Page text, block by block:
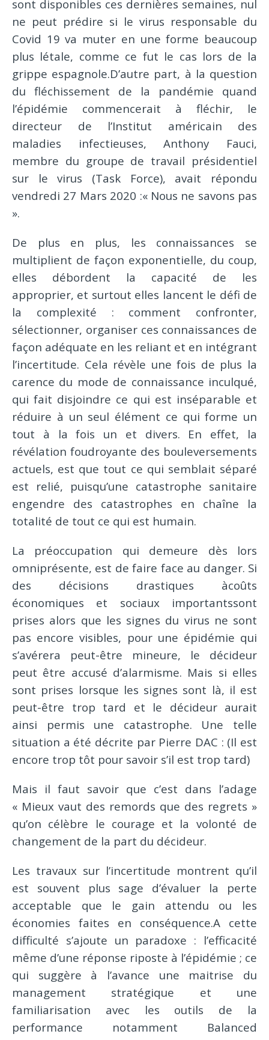
sont disponibles ces dernières semaines, nul
ne peut prédire si le virus responsable du
Covid 19 va muter en une forme beaucoup
plus létale, comme ce fut le cas lors de la
grippe espagnole.D’autre part, à la question
du fléchissement de la pandémie quand
l’épidémie commencerait à fléchir, le
directeur de l’Institut américain des
maladies infectieuses, Anthony Fauci,
membre du groupe de travail présidentiel
sur le virus (Task Force), avait répondu
vendredi 27 Mars 2020 :« Nous ne savons pas
».
De plus en plus, les connaissances se
multiplient de façon exponentielle, du coup,
elles débordent la capacité de les
approprier, et surtout elles lancent le défi de
la complexité : comment confronter,
sélectionner, organiser ces connaissances de
façon adéquate en les reliant et en intégrant
l’incertitude. Cela révèle une fois de plus la
carence du mode de connaissance inculqué,
qui fait disjoindre ce qui est inséparable et
réduire à un seul élément ce qui forme un
tout à la fois un et divers. En effet, la
révélation foudroyante des bouleversements
actuels, est que tout ce qui semblait séparé
est relié, puisqu’une catastrophe sanitaire
engendre des catastrophes en chaîne la
totalité de tout ce qui est humain.
La préoccupation qui demeure dès lors
omniprésente, est de faire face au danger. Si
des décisions drastiques àcoûts
économiques et sociaux importantssont
prises alors que les signes du virus ne sont
pas encore visibles, pour une épidémie qui
s’avérera peut-être mineure, le décideur
peut être accusé d’alarmisme. Mais si elles
sont prises lorsque les signes sont là, il est
peut-être trop tard et le décideur aurait
ainsi permis une catastrophe. Une telle
situation a été décrite par Pierre DAC : (Il est
encore trop tôt pour savoir s’il est trop tard)
Mais il faut savoir que c’est dans l’adage
« Mieux vaut des remords que des regrets »
qu’on célèbre le courage et la volonté de
changement de la part du décideur.
Les travaux sur l’incertitude montrent qu’il
est souvent plus sage d’évaluer la perte
acceptable que le gain attendu ou les
économies faites en conséquence.A cette
difficulté s’ajoute un paradoxe : l’efficacité
même d’une réponse riposte à l’épidémie ; ce
qui suggère à l’avance une maitrise du
management stratégique et une
familiarisation avec les outils de la
performance notamment Balanced